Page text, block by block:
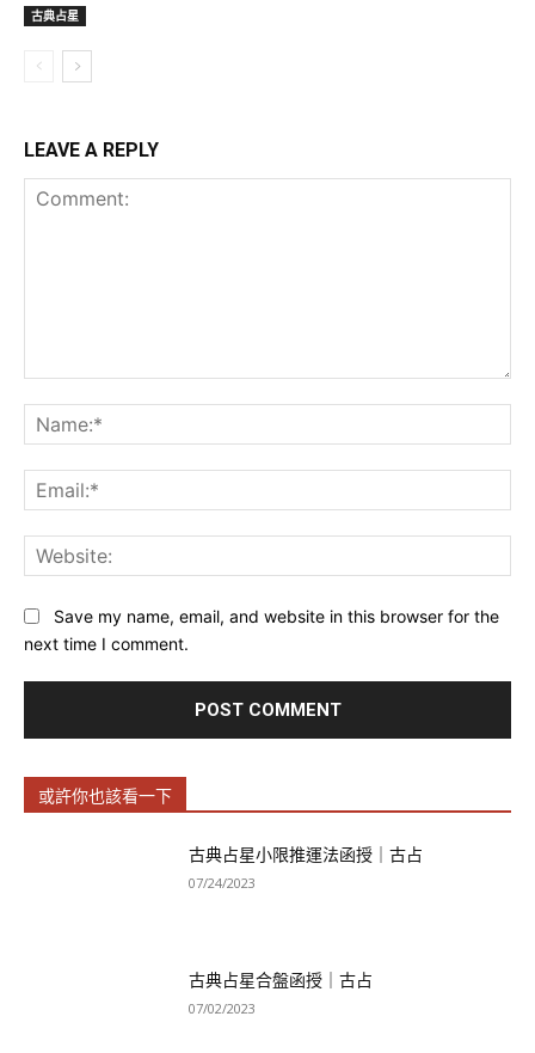
古典占星
LEAVE A REPLY
Save my name, email, and website in this browser for the
next time I comment.
或許你也該看一下
古典占星小限推運法函授｜古占
07/24/2023
古典占星合盤函授｜古占
07/02/2023